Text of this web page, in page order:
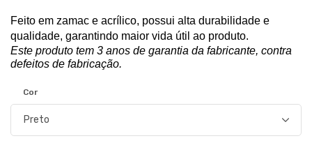
Feito em zamac e acrílico, possui alta durabilidade e
qualidade, garantindo maior vida útil ao produto.
Este produto tem 3 anos de garantia da fabricante, contra
defeitos de fabricação.
Cor